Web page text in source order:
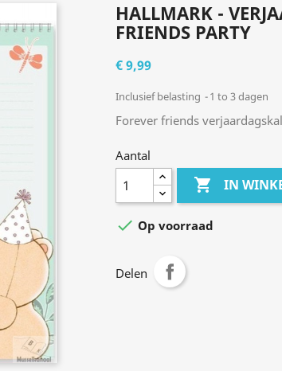
HALLMARK -
FRIENDS PARTY
€ 9,99
Inclusief belasting 1 to 3 dagen
Forever friends
Aantal
 IN
 Op voorraad
Delen